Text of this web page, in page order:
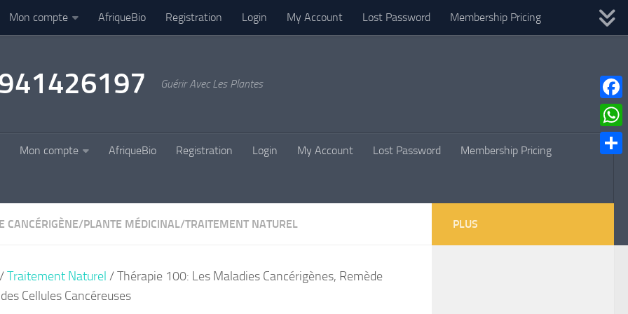
Mon compte AfriqueBio Registration Login My Account Lost Password Membership Pricing
Guérir Avec Les Plantes
Mon compte AfriqueBio Registration Login My Account Lost Password Membership Pricing
CANCÉRIGÈNE/PLANTE MÉDICINAL/TRAITEMENT NATUREL
/Traitement Naturel / Thérapie 100: Les Maladies Cancérigènes, Remède
Cellules Cancéreuses
PLUS